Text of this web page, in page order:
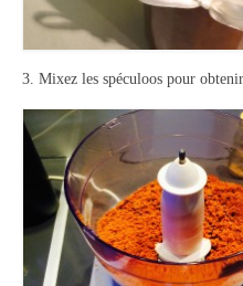
3. Mixez les spéculoos pour obtenir